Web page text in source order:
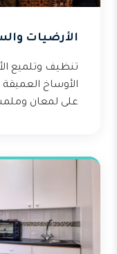
الأرضيات
تنظيف وتلميع
الأوساخ
على لمعان